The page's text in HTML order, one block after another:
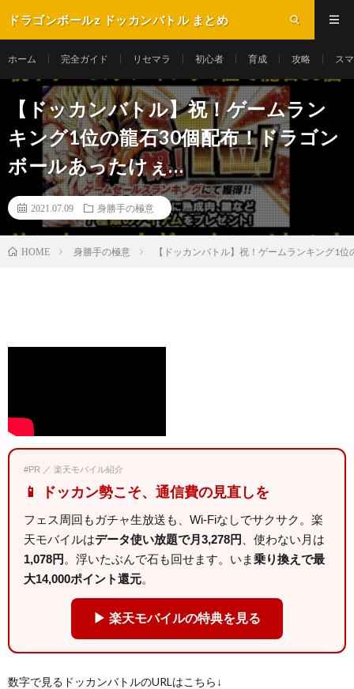
ドラゴンボールz ドッカンバトル まとめ
ホーム 完全ガイド リセマラ 初心者 育成 攻略 ス
【ドッカンバトル】祝！ゲームラン
キング1位の龍石30個配布！ドラゴン
ボールあったけぇ…
2021.07.09 身勝手の極意
HOME 身勝手の極意 【ドッカンバトル】祝！ゲームランキング1
#PR ／ 楽天モバイル紹介
📱 ドッカン勢こそ、通信費の見直しを
フェス周回もガチャ生放送も、Wi-Fiなしでサクサク。楽
天モバイルはデータ使い放題で月3,278円
、使わない月は
1,078円 。浮いたぶんで石も回せます。いま乗り換えで最
大14,000ポイント還元。
▶ 楽天モバイルの特典を見る
数字で見るドッカンバトルのURLはこちら↓